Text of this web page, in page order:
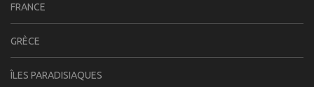
FRANCE
GRÈCE
ÎLES PARADISIAQUES